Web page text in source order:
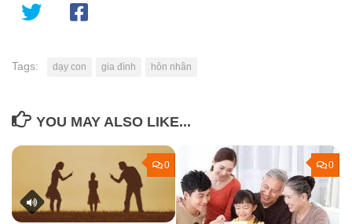
Tags: dạy con gia đình hôn nhân
YOU MAY ALSO LIKE...
0 0